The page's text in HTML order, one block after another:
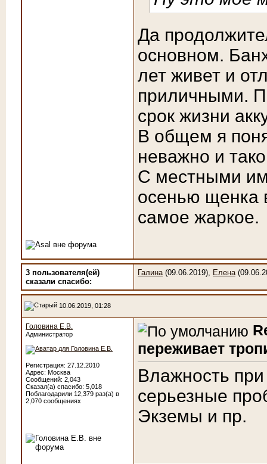
Да
основном.
лет живет и
приличными.
срок жизни
В общем я
неважно и
С местными
осенью щенка
самое жаркое.
3 пользователя(ей)
сказали cпасибо:
Галина(09.06.2019), Елена
10.06.2019, 01:28
Головина Е.В.
Администратор
Регистрация: 27.12.2010
Адрес: Москва
Сообщений: 2,043
Сказал(а) спасибо: 5,018
Поблагодарили 12,379 раз(а) в
2,070 сообщениях
переживает
Влажность
серьезные
Экземы и пр.